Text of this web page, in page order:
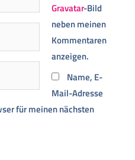
Gravatar-Bild
neben meinen
Kommentaren
anzeigen.
Name, E-
Mail-Adresse
für meinen nächsten